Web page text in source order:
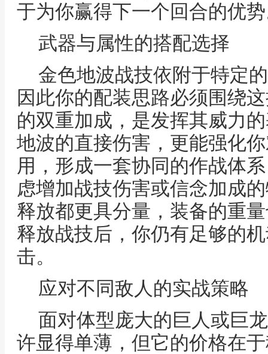
于为你赢得下一个回合的优
武器与属性的搭配选择
金色地波战技依附于特定
因此你的配装思路必须围绕
的双重加成，是发挥其威力
地波的直接伤害，更能强化
用，形成一套协同的作战体
虑增加战技伤害或信念加成
释放都更具分量，装备的重
释放战技后，你仍有足够的
击。
应对不同敌人的实战策略
面对体型庞大的巨人或巨
许显得单薄，但它的价格在